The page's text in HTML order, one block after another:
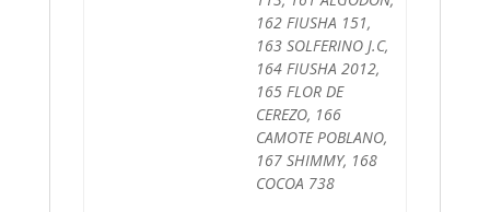
162 FIUSHA 151,
163 SOLFERINO J.C,
164 FIUSHA 2012,
165 FLOR DE
CEREZO, 166
CAMOTE POBLANO,
167 SHIMMY, 168
COCOA 738